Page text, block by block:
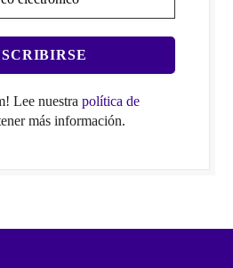
Lee nuestra política de
más información.